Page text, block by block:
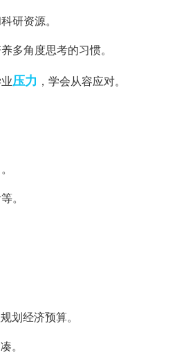
研资源。
多角度思考的习惯。
压力 ，学会从容应对。
。
划经济预算。
。